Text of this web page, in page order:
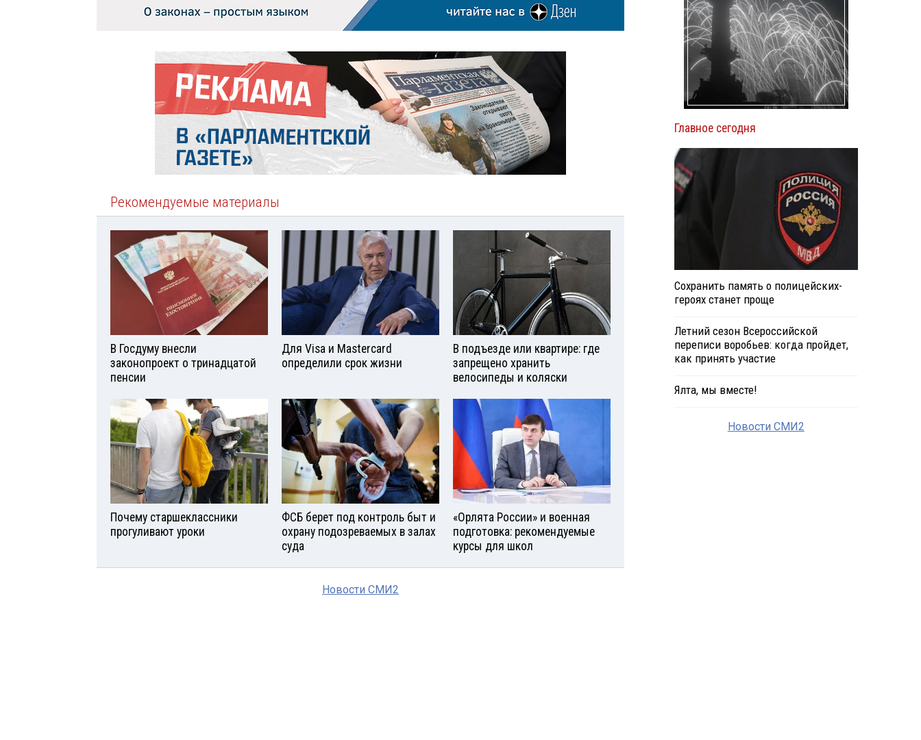
Рекомендуемые материалы
В Госдуму внесли
законопроект о тринадцатой
пенсии
Для Visа и Mastercard
определили срок жизни
В подъезде или квартире: где
запрещено хранить
велосипеды и коляски
Почему старшеклассники
прогуливают уроки
ФСБ берет под контроль быт и
охрану подозреваемых в залах
суда
«Орлята России» и военная
подготовка: рекомендуемые
курсы для школ
Новости СМИ2
Главное сегодня
Сохранить память о полицейских-
героях станет проще
Летний сезон Всероссийской
переписи воробьев: когда пройдет,
как принять участие
Ялта, мы вместе!
Новости СМИ2